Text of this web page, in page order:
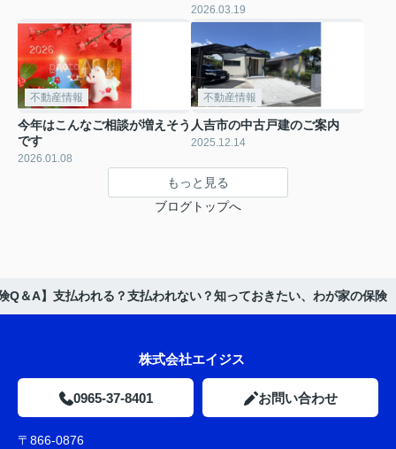
2026.03.19
不動産情報
今年はこんなご相談が増えそう
です
2026.01.08
不動産情報
人吉市の中古戸建のご案内
2025.12.14
もっと見る
ブログトップへ
Q＆A】支払われる？支払われない？知っておきたい、わが家の保険
株式会社エイジス
0965-37-8401 お問い合わせ
〒866-0876